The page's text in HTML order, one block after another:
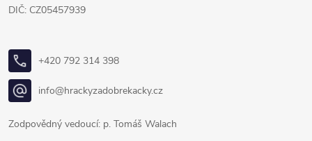
DIČ: CZ05457939
+420 792 314 398
info@hrackyzadobrekacky.cz
Zodpovědný vedoucí: p. Tomáš Walach